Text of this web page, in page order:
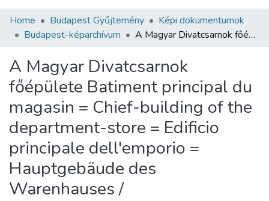
Communities & Collections
Statistics
About us
Home Budapest Gyűjtemény
Képi dokumentumok
Budapest-képarchívum
A Magyar Divatcsarnok főépülete Batiment principal du magasin = Chief-building of the department-store = Edificio principale dell'emporio = Hauptgebäude des Warenhauses /
A Magyar Divatcsarnok
főépülete Batiment principal du
magasin = Chief-building of the
department-store = Edificio
principale dell'emporio =
Hauptgebäude des
Warenhauses /